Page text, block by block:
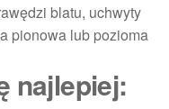
blatu, uchwyty
pionowa lub pozioma
najlepiej: